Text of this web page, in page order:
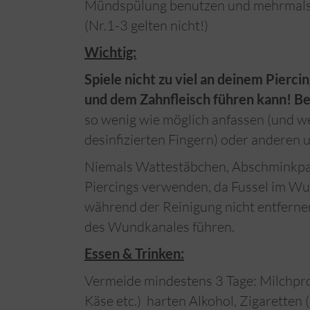
Mündspülung benutzen und
(Nr.1-3 gelten nicht!)
Wichtig:
Spiele nicht zu viel an deinem
und dem Zahnfleisch führen kann!
so wenig wie möglich anfassen (und
desinfizierten Fingern) oder anderen
Niemals Wattestäbchen,
Piercings verwenden, da Fussel im
während der Reinigung nicht
des Wundkanales führen.
Essen & Trinken:
Vermeide mindestens 3 Tage:
Käse etc.) harten Alkohol,